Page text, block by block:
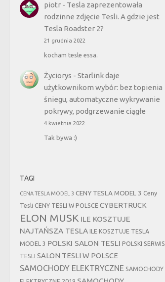
piotr- Tesla zaprezentowała
rodzinne zdjęcie Tesli. A gdzie jest
Tesla Roadster 2?
21 grudnia 2022
kocham tesle essa.
Życiorys - Starlink daje
użytkownikom wybór: bez topienia
śniegu, automatyczne wykrywanie
pokrywy, podgrzewanie ciągłe
4 kwietnia 2022
Tak bywa :)
TAGI
CENA TESLA MODEL 3 CENY TESLA MODEL 3 Ceny
Tesli CENY TESLI W POLSCE CYBERTRUCK
ELON MUSK ILE KOSZTUJE
NAJTAŃSZA TESLA
ILE KOSZTUJE TESLA
MODEL 3 POLSKI SALON TESLI POLSKI SERWIS
TESLI
SALON TESLI W POLSCE
SAMOCHODY ELEKTRYCZNE SAMOCHODY